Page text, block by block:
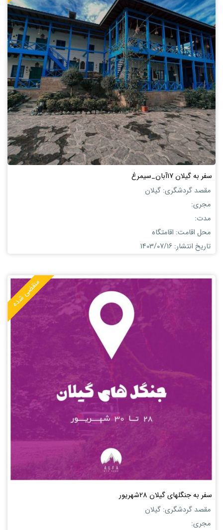
سفر به گیلان 17آبان_سیمرغ
مقصد گردشگری: گیلان
مجری:
مدت:
محل اقامت: اقامتگاه
تاریخ انتشار: 1403/07/16
منقضی شده
سفر به جنگلهای گیلان 28شهریور
مقصد گردشگری: گیلان
مجری: